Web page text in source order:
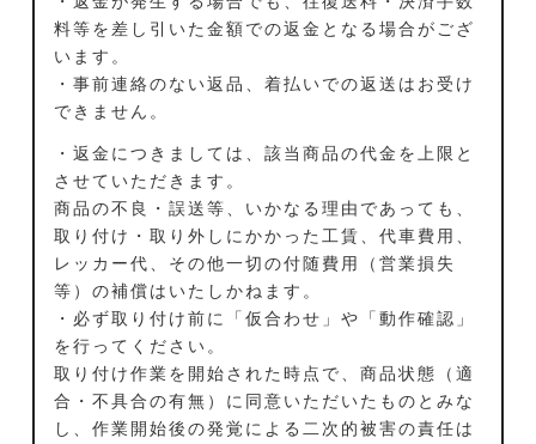
料等を差し引いた金額での返金となる場合がござ
います。
・事前連絡のない返品、着払いでの返送はお受け
できません。
・返金につきましては、該当商品の代金を上限と
させていただきます。
商品の不良・誤送等、いかなる理由であっても、
取り付け・取り外しにかかった工賃、代車費用、
レッカー代、その他一切の付随費用（営業損失
等）の補償はいたしかねます。
・必ず取り付け前に「仮合わせ」や「動作確認」
を行ってください。
取り付け作業を開始された時点で、商品状態（適
合・不具合の有無）に同意いただいたものとみな
し、作業開始後の発覚による二次的被害の責任は